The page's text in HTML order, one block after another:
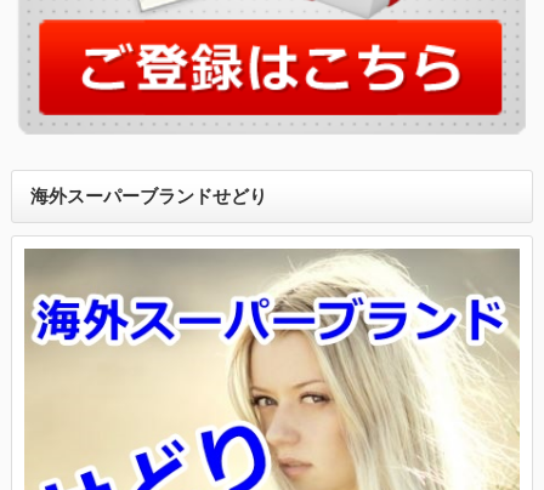
海外スーパーブランドせどり